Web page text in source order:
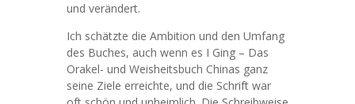
und verändert.
Ich schätzte die Ambition und den Umfang
des Buches, auch wenn es I Ging – Das
Orakel- und Weisheitsbuch Chinas ganz
seine Ziele erreichte, und die Schrift war